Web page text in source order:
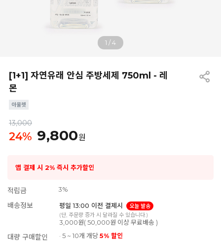
1 /4
[1+1] 자연유래 안심 주방세제 750ml - 레
몬
13,000
24% 9,800원
앱 결제 시 2% 즉시 추가할인
적립금 3%
배송정보 평일 13:00 이전 결제시
오늘 발송
(단, 주문량 증가 시 달라질 수 있습니다.)
3,000원( 50,000원 이상 무료배송 )
대량 구매할인 · 5 ~ 10개 개당5% 할인